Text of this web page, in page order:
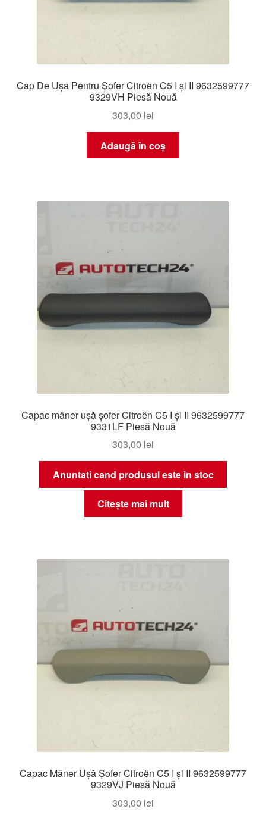
Cap De Ușa Pentru Șofer Citroën C5 I și II 9632599777
9329VH Piesă Nouă
303,00 lei
Adaugă în coș
Capac mâner ușă șofer Citroën C5 I și II 9632599777
9331LF Piesă Nouă
303,00 lei
Anuntati cand produsul este in stoc
Citește mai mult
Capac Mâner Ușă Șofer Citroën C5 I și II 9632599777
9329VJ Piesă Nouă
303,00 lei